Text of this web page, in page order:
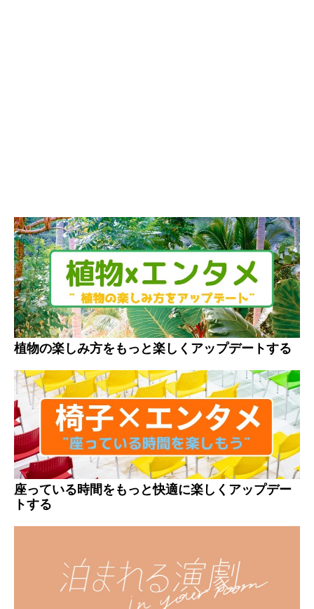
植物の楽しみ方をもっと楽しくアップデートする
座っている時間をもっと快適に楽しくアップデー
トする